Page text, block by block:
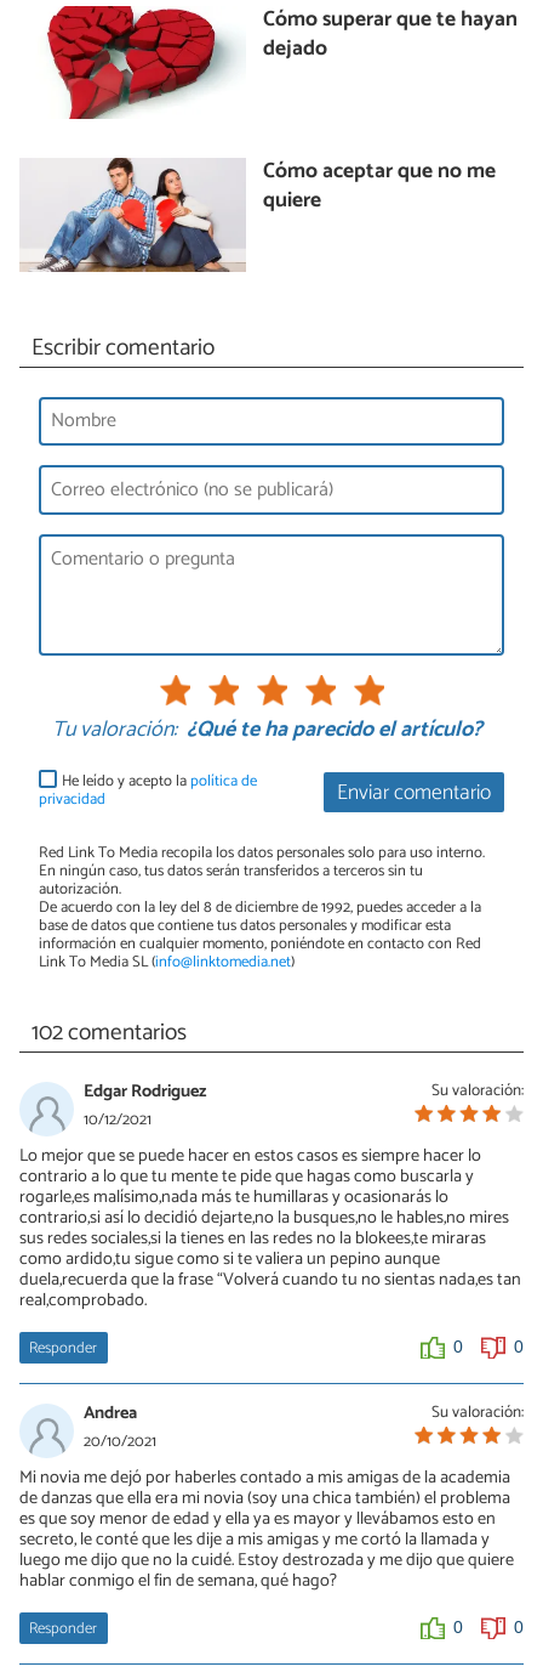
Cómo superar que te hayan
dejado
Cómo aceptar que no me
quiere
Escribir comentario
Tu valoración: ¿Qué te ha parecido el artículo?
Enviar comentario
He leído y acepto lapolítica de
privacidad
Red Link To Media recopila los datos personales solo para uso interno.
En ningún caso, tus datos serán transferidos a terceros sin tu
autorización.
De acuerdo con la ley del 8 de diciembre de 1992, puedes acceder a la
base de datos que contiene tus datos personales y modificar esta
información en cualquier momento, poniéndote en contacto con Red
Link To Media SL (info@linktomedia.net)
102 comentarios
Su valoración:
Edgar Rodriguez
10/12/2021
Lo mejor que se puede hacer en estos casos es siempre hacer lo
contrario a lo que tu mente te pide que hagas como buscarla y
rogarle,es malísimo,nada más te humillaras y ocasionarás lo
contrario,si así lo decidió dejarte,no la busques,no le hables,no mires
sus redes sociales,si la tienes en las redes no la blokees,te miraras
como ardido,tu sigue como si te valiera un pepino aunque
duela,recuerda que la frase “Volverá cuando tu no sientas nada,es tan
real,comprobado.
Responder 0 0
Su valoración:
Andrea
20/10/2021
Mi novia me dejó por haberles contado a mis amigas de la academia
de danzas que ella era mi novia (soy una chica también) el problema
es que soy menor de edad y ella ya es mayor y llevábamos esto en
secreto, le conté que les dije a mis amigas y me cortó la llamada y
luego me dijo que no la cuidé. Estoy destrozada y me dijo que quiere
hablar conmigo el fin de semana, qué hago?
Responder 0 0